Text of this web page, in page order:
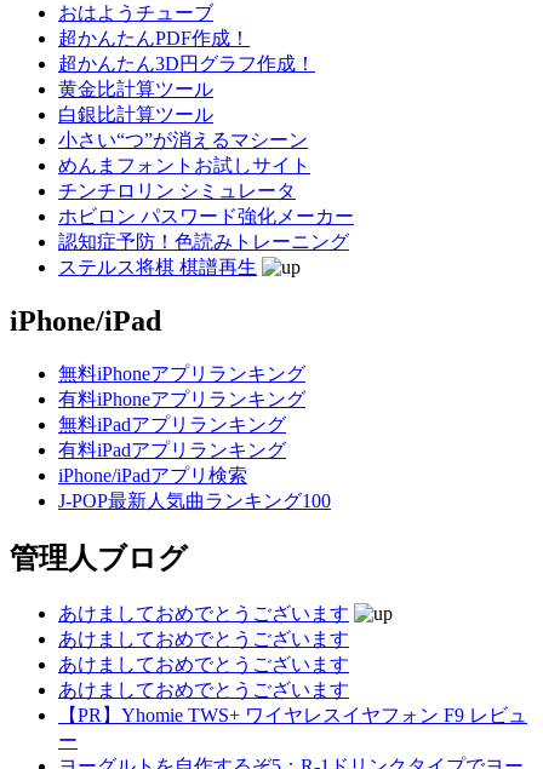
おはようチューブ
超かんたんPDF作成！
超かんたん3D円グラフ作成！
黄金比計算ツール
白銀比計算ツール
小さい“つ”が消えるマシーン
めんまフォントお試しサイト
チンチロリン シミュレータ
ホビロン パスワード強化メーカー
認知症予防！色読みトレーニング
ステルス将棋 棋譜再生
iPhone/iPad
無料iPhoneアプリランキング
有料iPhoneアプリランキング
無料iPadアプリランキング
有料iPadアプリランキング
iPhone/iPadアプリ検索
J-POP最新人気曲ランキング100
管理人ブログ
あけましておめでとうございます
あけましておめでとうございます
あけましておめでとうございます
あけましておめでとうございます
【PR】Yhomie TWS+ ワイヤレスイヤフォン F9 レビュ
ー